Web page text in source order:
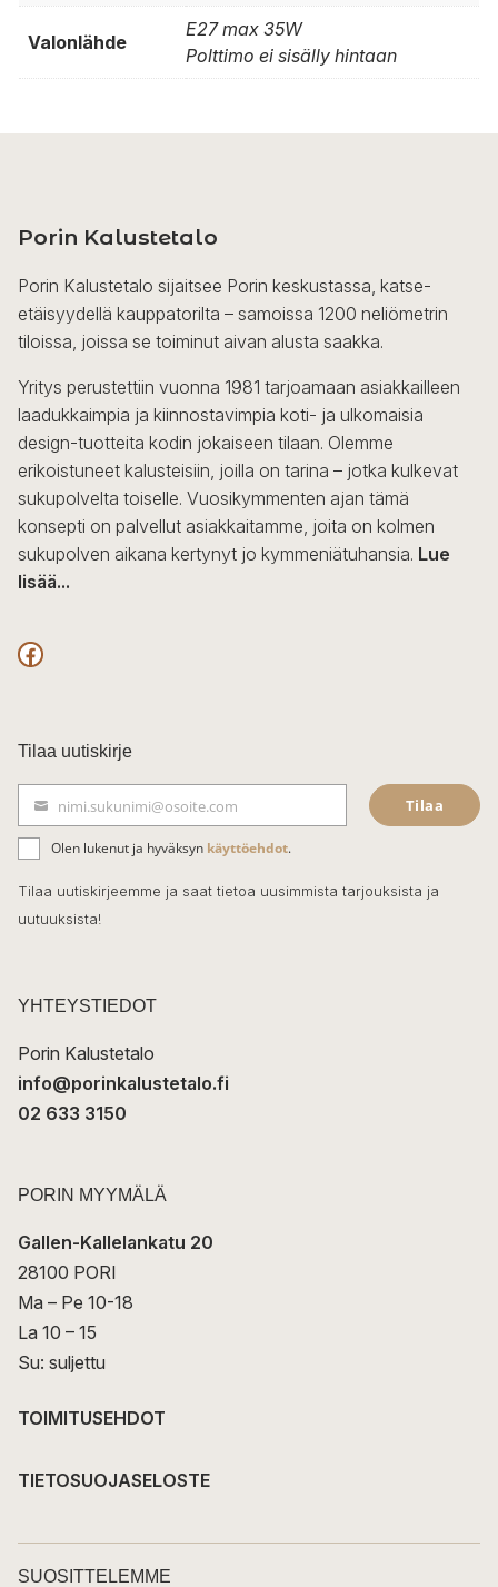
Valonlähde
E27 max 35W
Polttimo ei sisälly hintaan
Porin Kalustetalo
Porin Kalustetalo sijaitsee Porin keskustassa, katse-
etäisyydellä kauppatorilta – samoissa 1200 neliömetrin
tiloissa, joissa se toiminut aivan alusta saakka.
Yritys perustettiin vuonna 1981 tarjoamaan asiakkailleen
laadukkaimpia ja kiinnostavimpia koti- ja ulkomaisia
design-tuotteita kodin jokaiseen tilaan. Olemme
erikoistuneet kalusteisiin, joilla on tarina – jotka kulkevat
sukupolvelta toiselle. Vuosikymmenten ajan tämä
konsepti on palvellut asiakkaitamme, joita on kolmen
sukupolven aikana kertynyt jo kymmeniätuhansia. Lue
lisää...
F
c
e
b
o
o
k
Tilaa uutiskirje
ä
h
k
t
nimi.sukunimi@osoite.com Tilaa
Olen lukenut ja hyväksyn käyttöehdot.
Tilaa uutiskirjeemme ja saat tietoa uusimmista tarjouksista ja
uutuuksista!
YHTEYSTIEDOT
Porin Kalustetalo
info@porinkalustetalo.fi
02 633 3150
PORIN MYYMÄLÄ
Gallen-Kallelankatu 20
28100 PORI
Ma – Pe 10-18
La 10 – 15
Su: suljettu
TOIMITUSEHDOT
TIETOSUOJASELOSTE
SUOSITTELEMME